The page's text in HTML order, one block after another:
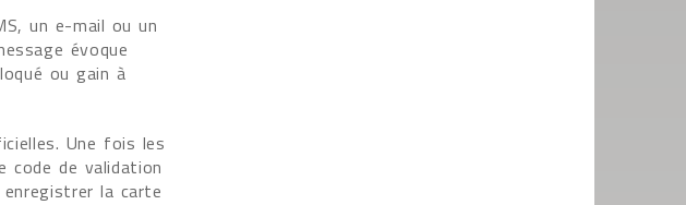
un e-mail ou un
évoque
ou gain à
Une fois les
code de validation
la carte